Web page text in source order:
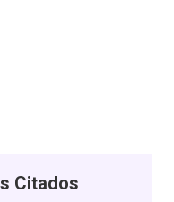
Citados